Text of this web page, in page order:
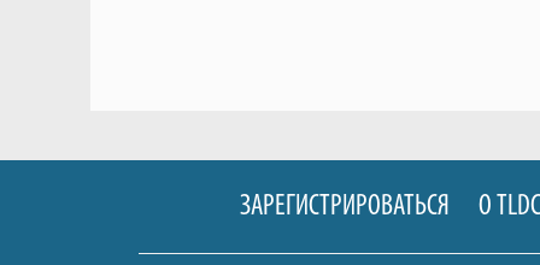
ЗАРЕГИСТРИРОВАТЬСЯ О